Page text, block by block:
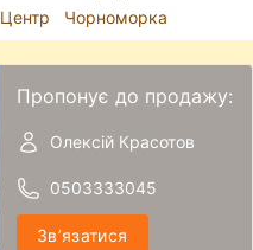
Центр Чорноморка
Пропонує до продажу:
Олексій Красотов
0503333045
Звʼязатися